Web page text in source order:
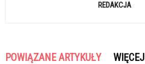
REDAKCJA
POWIĄZANE ARTYKUŁY